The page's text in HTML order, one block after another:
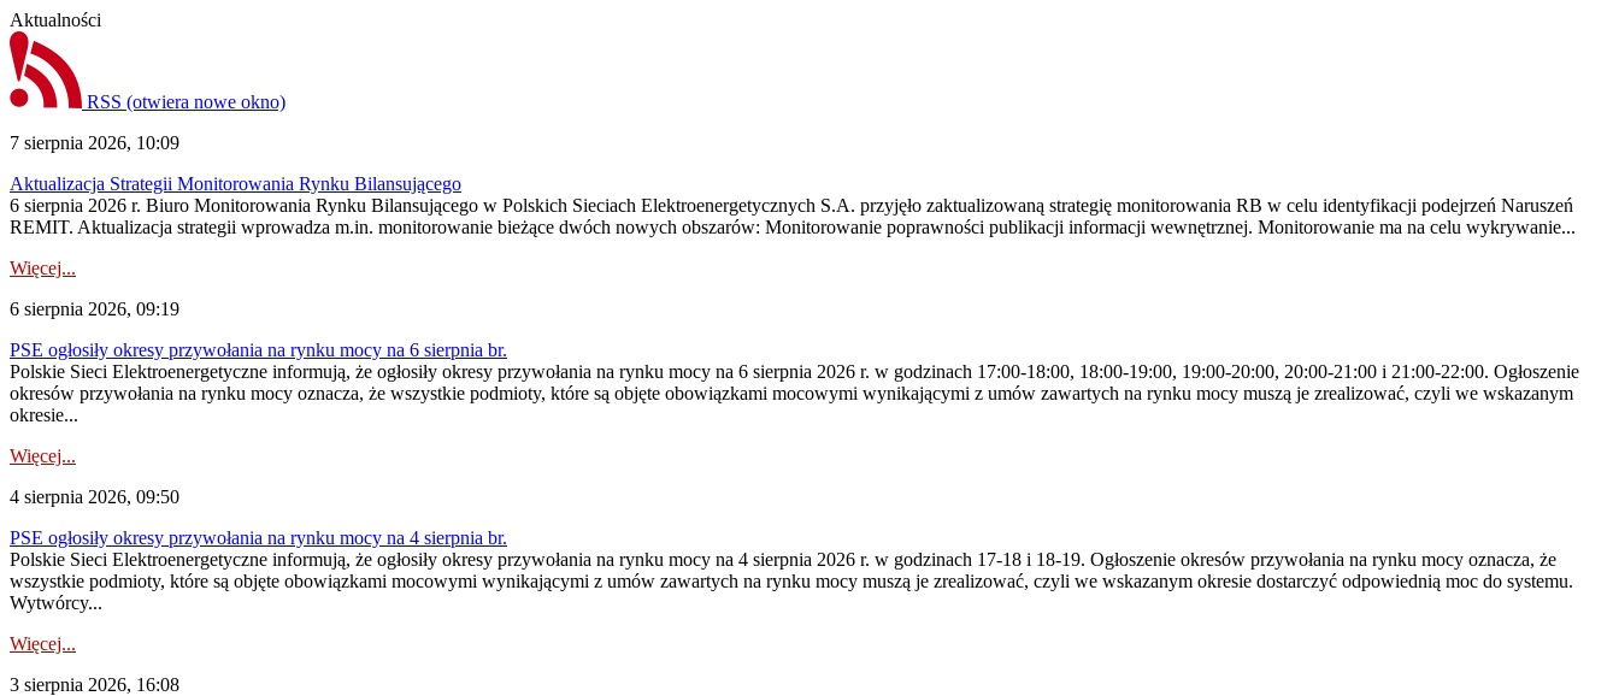
Aktualności
RSS (otwiera nowe okno)
7 sierpnia 2026, 10:09
Aktualizacja Strategii Monitorowania Rynku Bilansującego
6 sierpnia 2026 r. Biuro Monitorowania Rynku Bilansującego w Polskich Sieciach Elektroenergetycznych S.A. przyjęło zaktualizowaną strategię monitorowania RB w celu identyfikacji podejrzeń Naruszeń
REMIT. Aktualizacja strategii wprowadza m.in. monitorowanie bieżące dwóch nowych obszarów: Monitorowanie poprawności publikacji informacji wewnętrznej. Monitorowanie ma na celu wykrywanie...
Więcej...
6 sierpnia 2026, 09:19
PSE ogłosiły okresy przywołania na rynku mocy na 6 sierpnia br.
Polskie Sieci Elektroenergetyczne informują, że ogłosiły okresy przywołania na rynku mocy na 6 sierpnia 2026 r. w godzinach 17:00-18:00, 18:00-19:00, 19:00-20:00, 20:00-21:00 i 21:00-22:00. Ogłoszenie
okresów przywołania na rynku mocy oznacza, że wszystkie podmioty, które są objęte obowiązkami mocowymi wynikającymi z umów zawartych na rynku mocy muszą je zrealizować, czyli we wskazanym
okresie...
Więcej...
4 sierpnia 2026, 09:50
PSE ogłosiły okresy przywołania na rynku mocy na 4 sierpnia br.
Polskie Sieci Elektroenergetyczne informują, że ogłosiły okresy przywołania na rynku mocy na 4 sierpnia 2026 r. w godzinach 17-18 i 18-19. Ogłoszenie okresów przywołania na rynku mocy oznacza, że
wszystkie podmioty, które są objęte obowiązkami mocowymi wynikającymi z umów zawartych na rynku mocy muszą je zrealizować, czyli we wskazanym okresie dostarczyć odpowiednią moc do systemu.
Wytwórcy...
Więcej...
3 sierpnia 2026, 16:08